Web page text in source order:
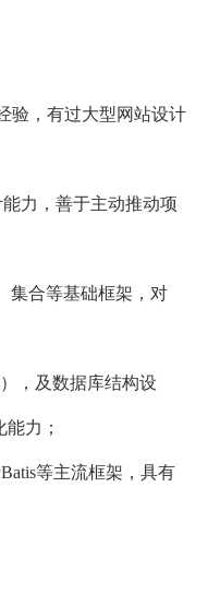
验，有过大型网站设计
力，善于主动推动项
集合等基础框架，对
，及数据库结构设
力；
等主流框架，具有